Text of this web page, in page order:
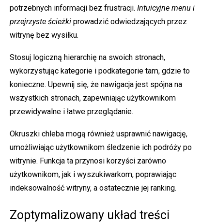
potrzebnych informacji bez frustracji. Intuicyjne menu i
przejrzyste ścieżki prowadzić odwiedzających przez
witrynę bez wysiłku.
Stosuj logiczną hierarchię na swoich stronach,
wykorzystując kategorie i podkategorie tam, gdzie to
konieczne. Upewnij się, że nawigacja jest spójna na
wszystkich stronach, zapewniając użytkownikom
przewidywalne i łatwe przeglądanie.
Okruszki chleba mogą również usprawnić nawigację,
umożliwiając użytkownikom śledzenie ich podróży po
witrynie. Funkcja ta przynosi korzyści zarówno
użytkownikom, jak i wyszukiwarkom, poprawiając
indeksowalność witryny, a ostatecznie jej ranking.
Zoptymalizowany układ treści